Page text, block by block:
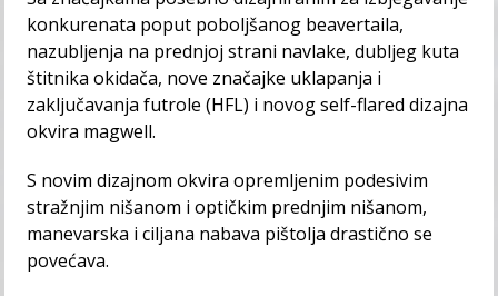
konkurenata poput poboljšanog beavertaila,
nazubljenja na prednjoj strani navlake, dubljeg kuta
štitnika okidača, nove značajke uklapanja i
zaključavanja futrole (HFL) i novog self-flared dizajna
okvira magwell.
S novim dizajnom okvira opremljenim podesivim
stražnjim nišanom i optičkim prednjim nišanom,
manevarska i ciljana nabava pištolja drastično se
povećava.